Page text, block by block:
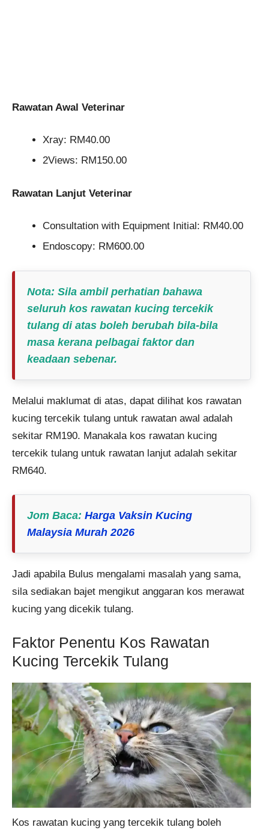
Rawatan Awal Veterinar
Xray: RM40.00
2Views: RM150.00
Rawatan Lanjut Veterinar
Consultation with Equipment Initial: RM40.00
Endoscopy: RM600.00
Nota: Sila ambil perhatian bahawa
seluruh kos rawatan kucing tercekik
tulang di atas boleh berubah bila-bila
masa kerana pelbagai faktor dan
keadaan sebenar.
Melalui maklumat di atas, dapat dilihat kos rawatan
kucing tercekik tulang untuk rawatan awal adalah
sekitar RM190. Manakala kos rawatan kucing
tercekik tulang untuk rawatan lanjut adalah sekitar
RM640.
Jom Baca: Harga Vaksin Kucing
Malaysia Murah 2026
Jadi apabila Bulus mengalami masalah yang sama,
sila sediakan bajet mengikut anggaran kos merawat
kucing yang dicekik tulang.
Faktor Penentu Kos Rawatan
Kucing Tercekik Tulang
Kos rawatan kucing yang tercekik tulang boleh